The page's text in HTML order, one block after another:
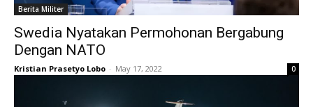
Berita Militer
Swedia Nyatakan Permohonan Bergabung
Dengan NATO
Kristian Prasetyo Lobo - May 17, 2022 0